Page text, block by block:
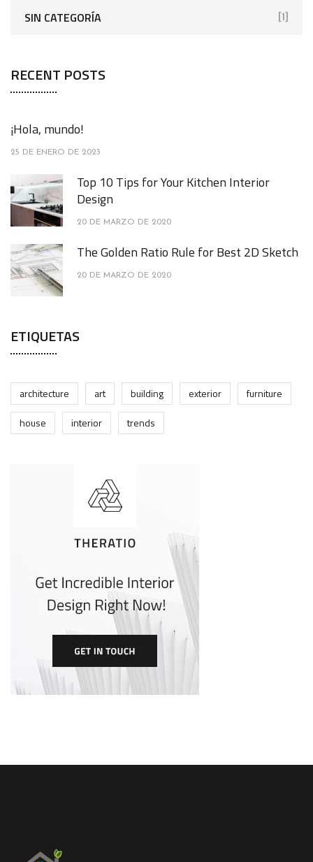
SIN CATEGORÍA [1]
RECENT POSTS
¡Hola, mundo!
25 DE ENERO DE 2023
Top 10 Tips for Your Kitchen Interior
Design
20 DE MARZO DE 2020
The Golden Ratio Rule for Best 2D Sketch
20 DE MARZO DE 2020
ETIQUETAS
architecture art building exterior
furniture
house
interior trends